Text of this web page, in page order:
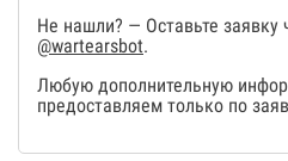
Не нашли? — Оставьте заявку
@wartearsbot.
Любую дополнительную
предоставляем только по